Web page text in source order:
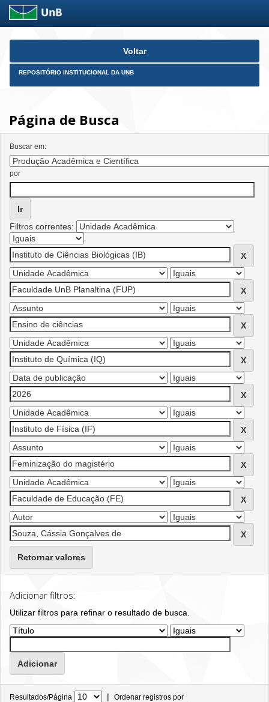
Skip
Voltar
REPOSITÓRIO INSTITUCIONAL DA UNB
Página de Busca
Buscar em:
por
Filtros correntes:
Retornar valores
Adicionar filtros:
Utilizar filtros para refinar o resultado de busca.
Resultados/Página | Ordenar registros por